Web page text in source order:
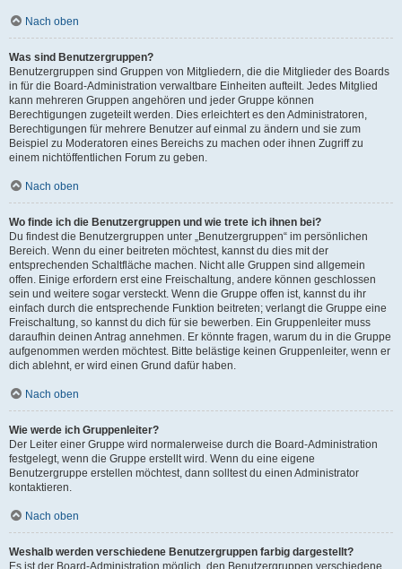
Nach oben
Was sind Benutzergruppen?
Benutzergruppen sind Gruppen von Mitgliedern, die die Mitglieder des Boards
in für die Board-Administration verwaltbare Einheiten aufteilt. Jedes Mitglied
kann mehreren Gruppen angehören und jeder Gruppe können
Berechtigungen zugeteilt werden. Dies erleichtert es den Administratoren,
Berechtigungen für mehrere Benutzer auf einmal zu ändern und sie zum
Beispiel zu Moderatoren eines Bereichs zu machen oder ihnen Zugriff zu
einem nichtöffentlichen Forum zu geben.
Nach oben
Wo finde ich die Benutzergruppen und wie trete ich ihnen bei?
Du findest die Benutzergruppen unter „Benutzergruppen“ im persönlichen
Bereich. Wenn du einer beitreten möchtest, kannst du dies mit der
entsprechenden Schaltfläche machen. Nicht alle Gruppen sind allgemein
offen. Einige erfordern erst eine Freischaltung, andere können geschlossen
sein und weitere sogar versteckt. Wenn die Gruppe offen ist, kannst du ihr
einfach durch die entsprechende Funktion beitreten; verlangt die Gruppe eine
Freischaltung, so kannst du dich für sie bewerben. Ein Gruppenleiter muss
daraufhin deinen Antrag annehmen. Er könnte fragen, warum du in die Gruppe
aufgenommen werden möchtest. Bitte belästige keinen Gruppenleiter, wenn er
dich ablehnt, er wird einen Grund dafür haben.
Nach oben
Wie werde ich Gruppenleiter?
Der Leiter einer Gruppe wird normalerweise durch die Board-Administration
festgelegt, wenn die Gruppe erstellt wird. Wenn du eine eigene
Benutzergruppe erstellen möchtest, dann solltest du einen Administrator
kontaktieren.
Nach oben
Weshalb werden verschiedene Benutzergruppen farbig dargestellt?
Es ist der Board-Administration möglich, den Benutzergruppen verschiedene